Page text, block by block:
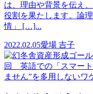
は、理由や背景を伝え
役割を果たします。論
情」 […]...
2022.02.05愛場 吉子